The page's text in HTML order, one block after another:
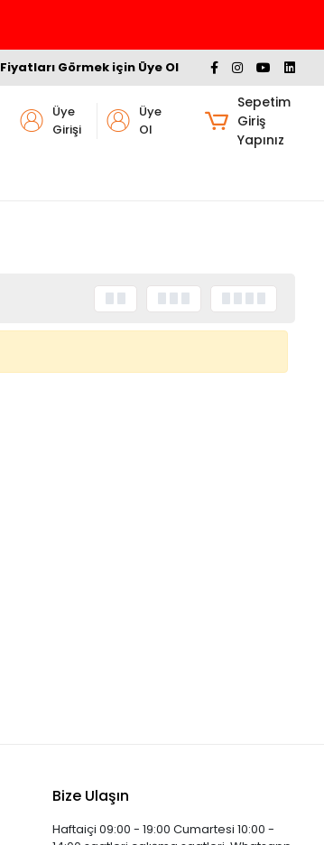
Fiyatları Görmek için Üye Ol
Üye
Girişi
Üye
Ol
Sepetim
Giriş
Yapınız
Bize Ulaşın
Haftaiçi 09:00 - 19:00 Cumartesi 10:00 -